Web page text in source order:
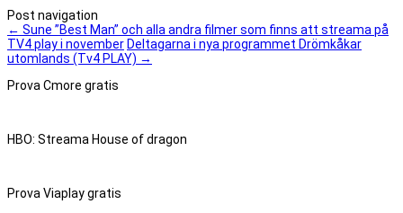
Post navigation
← Sune ”Best Man” och alla andra filmer som finns att streama på
TV4 play i november Deltagarna i nya programmet Drömkåkar
utomlands (Tv4 PLAY) →
Prova Cmore gratis
HBO: Streama House of dragon
Prova Viaplay gratis